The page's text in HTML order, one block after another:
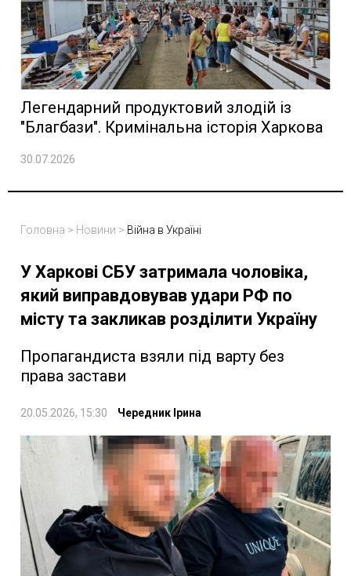
Легендарний продуктовий злодій із
"Благбази". Кримінальна історія Харкова
30.07.2026
Головна > Новини > Війна в Україні
У Харкові СБУ затримала чоловіка,
який виправдовував удари РФ по
місту та закликав розділити Україну
Пропагандиста взяли під варту без
права застави
20.05.2026, 15:30 Чередник Ірина